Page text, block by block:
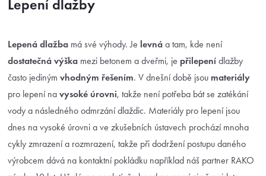
Lepení dlažby
Lepená dlažba má své výhody. Je levná a tam, kde není
dostatečná výška mezi betonem a dveřmi, je přilepení dlažby
často jediným vhodným řešením. V dnešní době jsou materiály
pro lepení na vysoké úrovni, takže není potřeba bát se zatékání
vody a následného odmrzání dlaždic. Materiály pro lepení jsou
dnes na vysoké úrovni a ve zkušebních ústavech prochází mnoha
cykly zmrazení a rozmrazení, takže při dodržení postupu daného
výrobcem dává na kontaktní pokládku například náš partner RAKO